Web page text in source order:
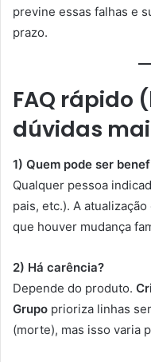
previne essas falhas e
prazo.
FAQ rápido
dúvidas
1) Quem pode ser
Qualquer pessoa
pais, etc.). A
que houver mudança
2) Há carência?
Depende do produto.
Grupo prioriza linhas
(morte), mas isso varia